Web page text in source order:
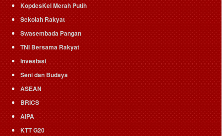
KopdesKel Merah Putih
Sekolah Rakyat
Swasembada Pangan
TNI Bersama Rakyat
Investasi
Seni dan Budaya
ASEAN
BRICS
AIPA
KTT G20